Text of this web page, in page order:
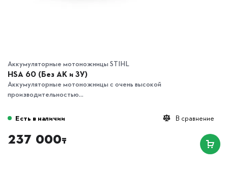
Аккумуляторные мотоножницы STIHL
HSA 60 (Без AK и ЗУ)
Аккумуляторные мотоножницы с очень высокой
производительностью...
В сравнение
Есть в наличии
237 000₸